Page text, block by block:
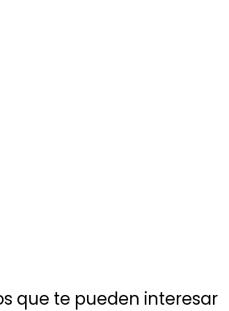
que te pueden interesar